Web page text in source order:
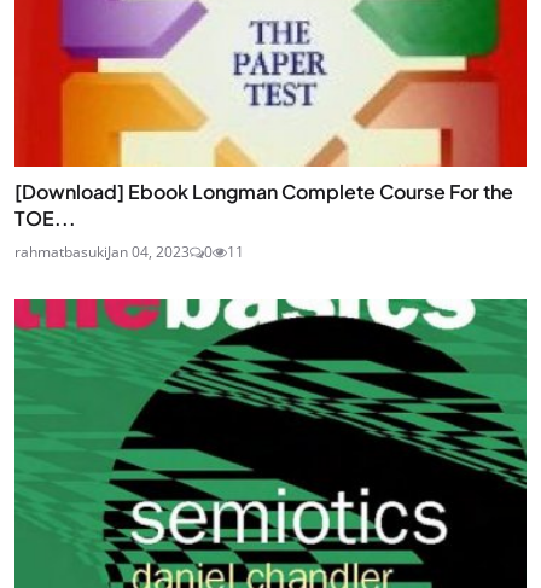
[Download] Ebook Longman Complete Course For the
TOE...
rahmatbasukiJan 04, 2023 0 11